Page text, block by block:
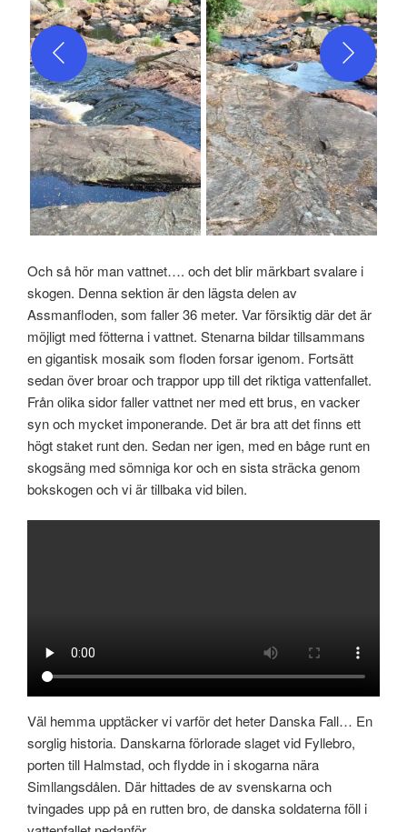
Och så hör man vattnet…. och det blir märkbart svalare i
skogen. Denna sektion är den lägsta delen av
Assmanfloden, som faller 36 meter. Var försiktig där det är
möjligt med fötterna i vattnet. Stenarna bildar tillsammans
en gigantisk mosaik som floden forsar igenom. Fortsätt
sedan över broar och trappor upp till det riktiga vattenfallet.
Från olika sidor faller vattnet ner med ett brus, en vacker
syn och mycket imponerande. Det är bra att det finns ett
högt staket runt den. Sedan ner igen, med en båge runt en
skogsäng med sömniga kor och en sista sträcka genom
bokskogen och vi är tillbaka vid bilen.
Väl hemma upptäcker vi varför det heter Danska Fall… En
sorglig historia. Danskarna förlorade slaget vid Fyllebro,
porten till Halmstad, och flydde in i skogarna nära
Simllangsdålen. Där hittades de av svenskarna och
tvingades upp på en rutten bro, de danska soldaterna föll i